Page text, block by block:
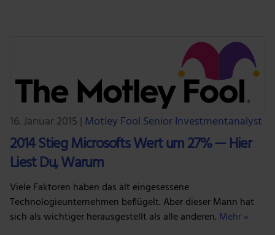
16. Januar 2015 | Motley Fool Senior Investmentanalyst
2014 Stieg Microsofts Wert um 27% — Hier
Liest Du, Warum
Viele Faktoren haben das alt eingesessene
Technologieunternehmen beflügelt. Aber dieser Mann hat
sich als wichtiger herausgestellt als alle anderen. Mehr »